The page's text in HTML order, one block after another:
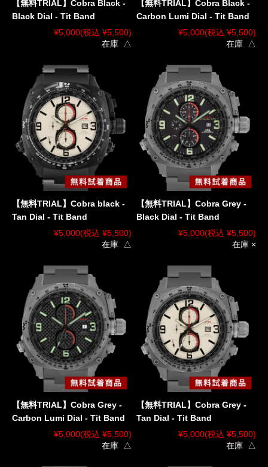
【無料TRIAL】Cobra Black -
Black Dial - Tit Band
¥5,000(税込 ¥5,500)
在庫 △
【無料TRIAL】Cobra Black -
Carbon Lumi Dial - Tit Band
¥5,000(税込 ¥5,500)
在庫 △
【無料TRIAL】Cobra black -
Tan Dial - Tit Band
¥5,000(税込 ¥5,500)
在庫 △
【無料TRIAL】Cobra Grey -
Black Dial - Tit Band
¥5,000(税込 ¥5,500)
在庫 ×
【無料TRIAL】Cobra Grey -
Carbon Lumi Dial - Tit Band
¥5,000(税込 ¥5,500)
在庫 △
【無料TRIAL】Cobra Grey -
Tan Dial - Tit Band
¥5,000(税込 ¥5,500)
在庫 △